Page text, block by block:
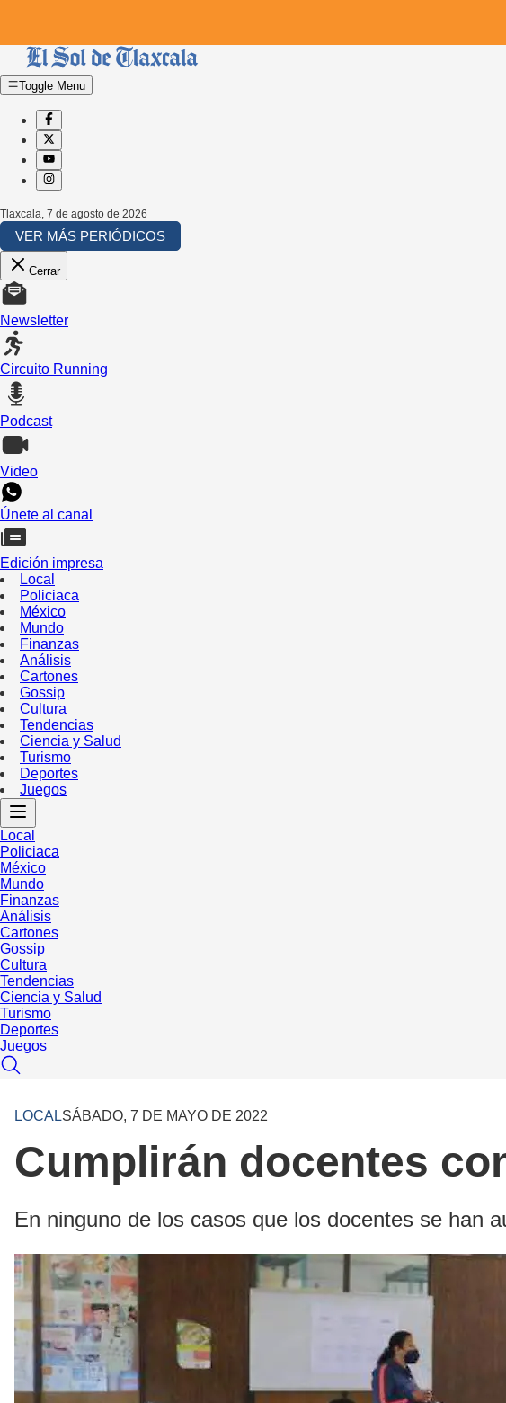
Toggle Menu
Tlaxcala 7 de agosto de 2026
VER MÁS PERIÓDICOS
Cerrar
Newsletter
Circuito Running
Podcast
Video
Únete al canal
Edición impresa
Local
Policiaca
México
Mundo
Finanzas
Análisis
Cartones
Gossip
Cultura
Tendencias
Ciencia y Salud
Turismo
Deportes
Juegos
Local
Policiaca
México
Mundo
Finanzas
Análisis
Cartones
Gossip
Cultura
Tendencias
Ciencia y Salud
Turismo
Deportes
Juegos
LOCALSÁBADO, 7 DE MAYO DE 2022
Cumplirán docentes
En ninguno de los casos que los docentes se han